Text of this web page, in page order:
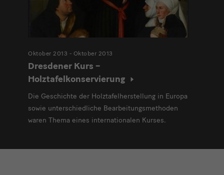
Oktober 2013 - Oktober 2013
Dresdener Kurs –
Holztafelkonservierung
Die Geschichte der Holztafelherstellung in Europa
sowie unterschiedliche Bearbeitungsmethoden
waren Thema eines internationalen Kurses.